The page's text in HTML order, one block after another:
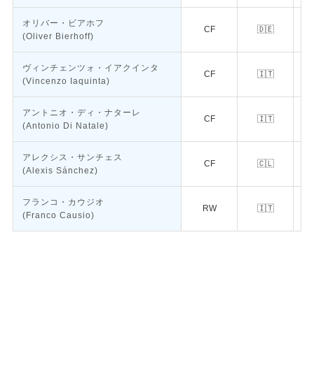
オリバー・ビアホフ
(Oliver Bierhoff)
CF 🇩🇪
ヴィンチェンツォ・イアクインタ
(Vincenzo Iaquinta)
CF 🇮🇹
アントニオ・ディ・ナターレ
(Antonio Di Natale)
CF 🇮🇹
アレクシス・サンチェス
(Alexis Sánchez)
CF 🇨🇱
フランコ・カウジオ
(Franco Causio)
RW 🇮🇹